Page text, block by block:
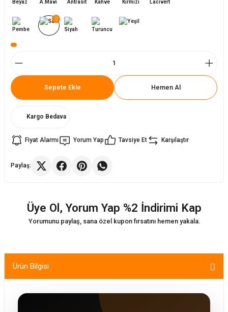
Sandalye
Sepete Ekle Hemen Al
Kargo Bedava
Fiyat Alarmı Yorum Yap Tavsiye Et Karşılaştır
Paylaş:
Üye Ol, Yorum Yap %2 İndirimi Kap
Yorumunu paylaş, sana özel kupon fırsatını hemen yakala.
Ürün Bilgisi